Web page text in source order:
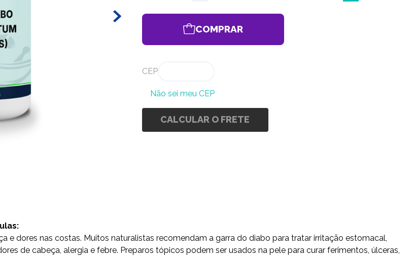
COMPRAR
CEP
Não sei meu CEP
CALCULAR O FRETE
e dores nas costas. Muitos naturalistas recomendam a garra do diabo para tratar irritação estomacal,
de cabeça, alergia e febre. Preparos tópicos podem ser usados na pele para curar ferimentos, úlceras,